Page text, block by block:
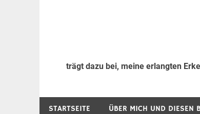
trägt dazu bei, meine erlangten
STARTSEITE ÜBER MICH UND DIESEN